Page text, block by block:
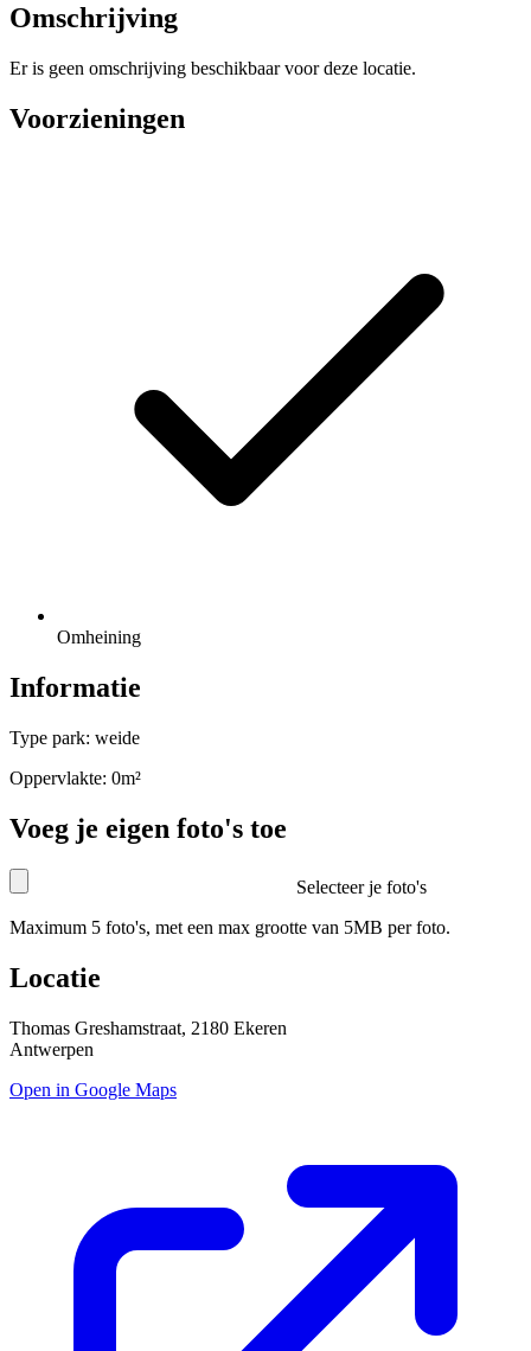
Omschrijving
Er is geen omschrijving beschikbaar voor deze locatie.
Voorzieningen
Omheining
Informatie
Type park: weide
Oppervlakte: 0m²
Voeg je eigen foto's toe
Selecteer je foto's
Maximum 5 foto's, met een max grootte van 5MB per foto.
Locatie
Thomas Greshamstraat, 2180 Ekeren
Antwerpen
Open in Google Maps